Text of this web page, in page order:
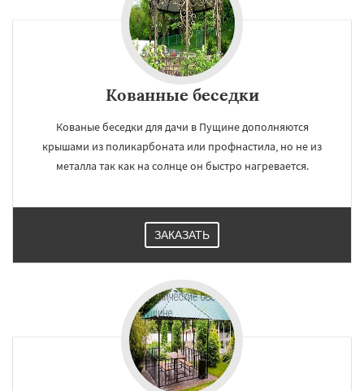
Кованные беседки
Кованые беседки для дачи в Пущине дополняются
крышами из поликарбоната или профнастила, но не из
металла так как на солнце он быстро нагревается.
ЗАКАЗАТЬ